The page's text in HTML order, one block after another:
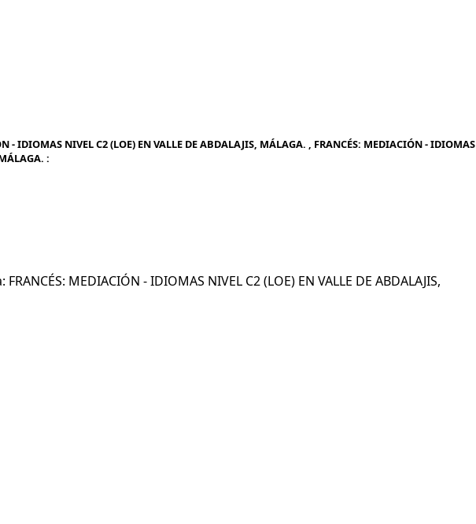
- IDIOMAS NIVEL C2 (LOE) EN VALLE DE ABDALAJIS, MÁLAGA. , FRANCÉS: MEDIACIÓN - IDIOMAS
:
MEDIACIÓN - IDIOMAS NIVEL C2 (LOE) EN VALLE DE ABDALAJIS,